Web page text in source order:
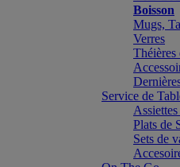
Boisson
Mugs,
Verres
Théières
Service de
Plats de
Sets de